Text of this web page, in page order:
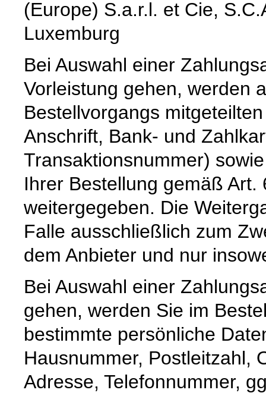
(Europe) S.a.r.l. et Cie,
Luxemburg
Bei Auswahl einer
Vorleistung gehen, werden
Bestellvorgangs
Anschrift, Bank- und
Transaktionsnummer)
Ihrer Bestellung gemäß Art.
weitergegeben. Die
Falle ausschließlich zum
dem Anbieter und nur
Bei Auswahl einer
gehen, werden Sie im
bestimmte persönliche
Hausnummer, Postleitzahl,
Adresse, Telefonnummer,